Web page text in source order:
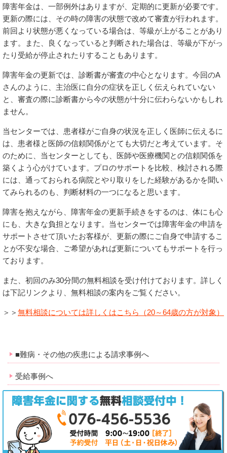
障害年金は、一部例外はありますが、定期的に更新が必要です。
更新の際には、その時の障害の状態で改めて審査が行われます。
前回より状態が悪くなっている場合は、等級が上がることがあり
ます。また、良くなっていると判断された場合は、等級が下がっ
たり受給が停止されたりすることもあります。
障害年金の更新では、診断書が審査の中心となります。今回のA
さんのように、主治医に自分の症状を正しく伝えられていない
と、審査の際に診断書から今の状態が十分に伝わらないかもしれ
ません。
当センターでは、患者様がご自身の状況を正しく医師に伝えるに
は、患者様と医師の信頼関係がとても大切だと考えています。そ
のために、当センターとしても、医師や医療機関との信頼関係を
築くよう心がけています。プロのサポートを比較、検討される際
には、通っておられる病院とやり取りをした経験があるかを聞い
てみられるのも、判断材料の一つになると思います。
障害を抱えながら、障害年金の更新手続きをするのは、体にも心
にも、大きな負担となります。当センターでは障害年金の申請を
サポートさせて頂いたお客様が、更新の際にご自身で申請するこ
とが不安な場合、ご希望があれば更新についてもサポートを行っ
ております。
また、初回のみ30分間の無料相談を受け付けております。詳しく
は下記リンクより、無料相談の案内をご覧ください。
＞＞ 無料相談については詳しくはこちら（20～64歳の方が対象）
■難病・その他の疾患による請求事例へ
受給事例へ